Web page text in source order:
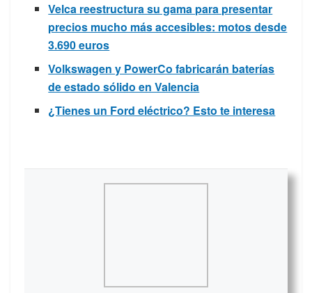
Velca reestructura su gama para presentar
precios mucho más accesibles: motos desde
3.690 euros
Volkswagen y PowerCo fabricarán baterías
de estado sólido en Valencia
¿Tienes un Ford eléctrico? Esto te interesa